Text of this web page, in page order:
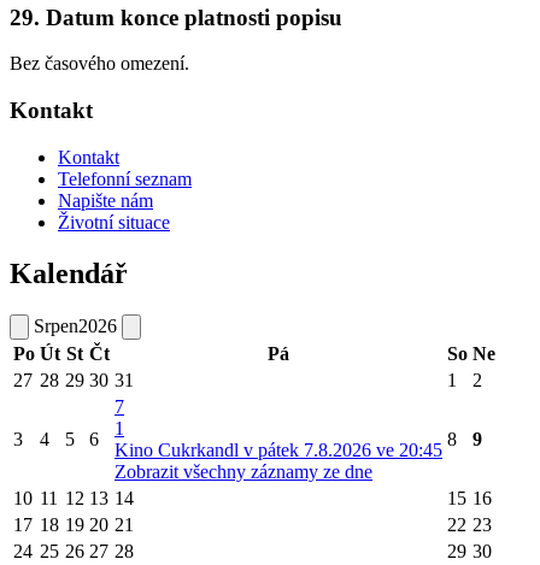
29. Datum konce platnosti popisu
Bez časového omezení.
Kontakt
Kontakt
Telefonní seznam
Napište nám
Životní situace
Kalendář
Srpen2026
Po Út St Čt Pá So Ne
27 28 29 30 31 1 2
3 4 5 6
7
1
Kino Cukrkandl v pátek 7.8.2026 ve 20:45
Zobrazit všechny záznamy ze dne
8 9
10 11 12 13 14 15 16
17 18 19 20 21 22 23
24 25 26 27 28 29 30